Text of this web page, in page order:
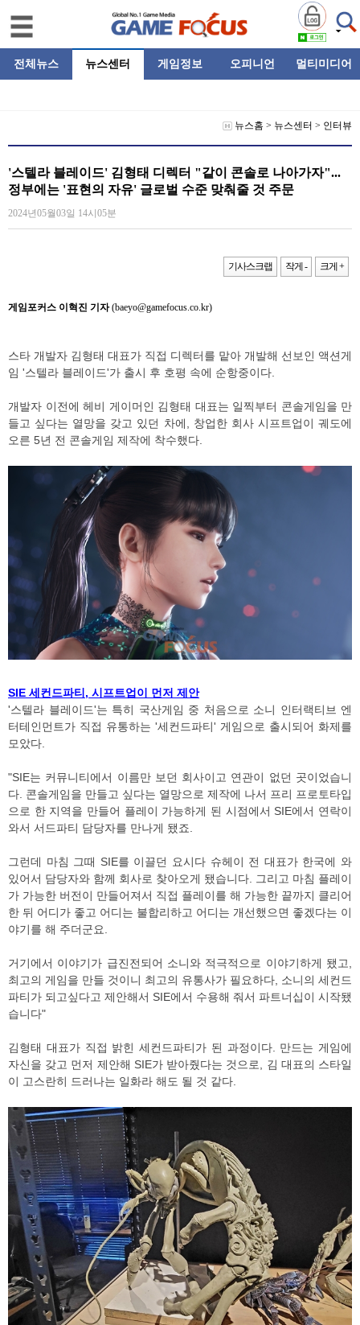
전체뉴스 뉴스센터 게임정보 오피니언 멀티미디어
뉴스홈 > 뉴스센터 > 인터뷰
'스텔라 블레이드' 김형태 디렉터 "같이 콘솔로 나아가자"...
정부에는 '표현의 자유' 글로벌 수준 맞춰줄 것 주문
2024년05월03일 14시05분
기사스크랩 작게 - 크게 +
게임포커스 이혁진 기자(baeyo@gamefocus.co.kr)
스타 개발자 김형태 대표가 직접 디렉터를 맡아 개발해 선보인 액션게
임 '스텔라 블레이드'가 출시 후 호평 속에 순항중이다.
개발자 이전에 헤비 게이머인 김형태 대표는 일찍부터 콘솔게임을 만
들고 싶다는 열망을 갖고 있던 차에, 창업한 회사 시프트업이 궤도에
오른 5년 전 콘솔게임 제작에 착수했다.
SIE 세컨드파티, 시프트업이 먼저 제안
'스텔라 블레이드'는 특히 국산게임 중 처음으로 소니 인터랙티브 엔
터테인먼트가 직접 유통하는 '세컨드파티' 게임으로 출시되어 화제를
모았다.
"SIE는 커뮤니티에서 이름만 보던 회사이고 연관이 없던 곳이었습니
다. 콘솔게임을 만들고 싶다는 열망으로 제작에 나서 프리 프로토타입
으로 한 지역을 만들어 플레이 가능하게 된 시점에서 SIE에서 연락이
와서 서드파티 담당자를 만나게 됐죠.
그런데 마침 그때 SIE를 이끌던 요시다 슈헤이 전 대표가 한국에 와
있어서 담당자와 함께 회사로 찾아오게 됐습니다. 그리고 마침 플레이
가 가능한 버전이 만들어져서 직접 플레이를 해 가능한 끝까지 클리어
한 뒤 어디가 좋고 어디는 불합리하고 어디는 개선했으면 좋겠다는 이
야기를 해 주더군요.
거기에서 이야기가 급진전되어 소니와 적극적으로 이야기하게 됐고,
최고의 게임을 만들 것이니 최고의 유통사가 필요하다, 소니의 세컨드
파티가 되고싶다고 제안해서 SIE에서 수용해 줘서 파트너십이 시작됐
습니다"
김형태 대표가 직접 밝힌 세컨드파티가 된 과정이다. 만드는 게임에
자신을 갖고 먼저 제안해 SIE가 받아줬다는 것으로, 김 대표의 스타일
이 고스란히 드러나는 일화라 해도 될 것 같다.